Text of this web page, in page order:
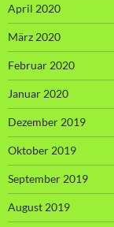
April 2020
März 2020
Februar 2020
Januar 2020
Dezember 2019
Oktober 2019
September 2019
August 2019